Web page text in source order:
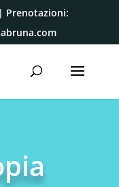
| Prenotazioni: